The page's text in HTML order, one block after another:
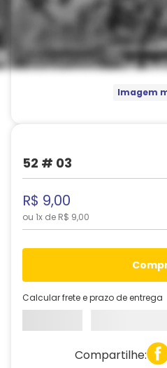
Imagem
52 # 03
R$ 9,00
ou 1x de R$ 9,00
Calcular frete e prazo de entrega
Compartilhe: